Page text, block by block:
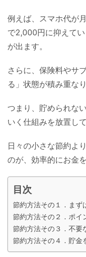
例えば、スマホ代が
で2,000円に抑えて
が出ます。
さらに、保険料やサ
る」状態が積み重な
つまり、貯められな
いく仕組みを放置し
日々の小さな節約よ
のが、効率的にお金
目次
節約方法その１．まず
節約方法その２．ポイ
節約方法その３．不要
節約方法その４．貯金